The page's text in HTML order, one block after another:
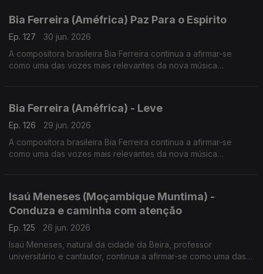
Bia Ferreira (Améfrica) Paz Para o Espirito
Ep. 127
30 jun. 2026
A compositora brasileira Bia Ferreira continua a afirmar-se
como uma das vozes mais relevantes da nova música
Bia Ferreira (Améfrica) - Leve
Ep. 126
29 jun. 2026
A compositora brasileira Bia Ferreira continua a afirmar-se
como uma das vozes mais relevantes da nova música
Isaú Meneses (Moçambique Muntima) -
Conduza e caminha com atenção
Ep. 125
26 jun. 2026
Isaú Meneses, natural da cidade da Beira, professor
universitário e cantautor, continua a afirmar-se como uma das